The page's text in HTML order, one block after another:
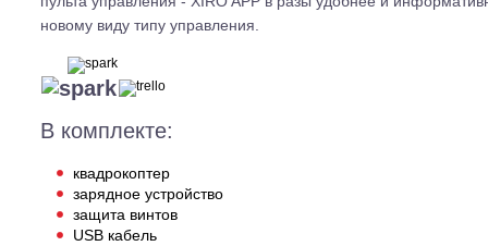
новому виду типу управления.
В комплекте:
квадрокоптер
зарядное устройство
защита винтов
USB кабель